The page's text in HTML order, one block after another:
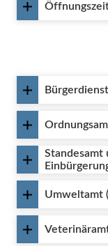
Standesamt
Umweltamt